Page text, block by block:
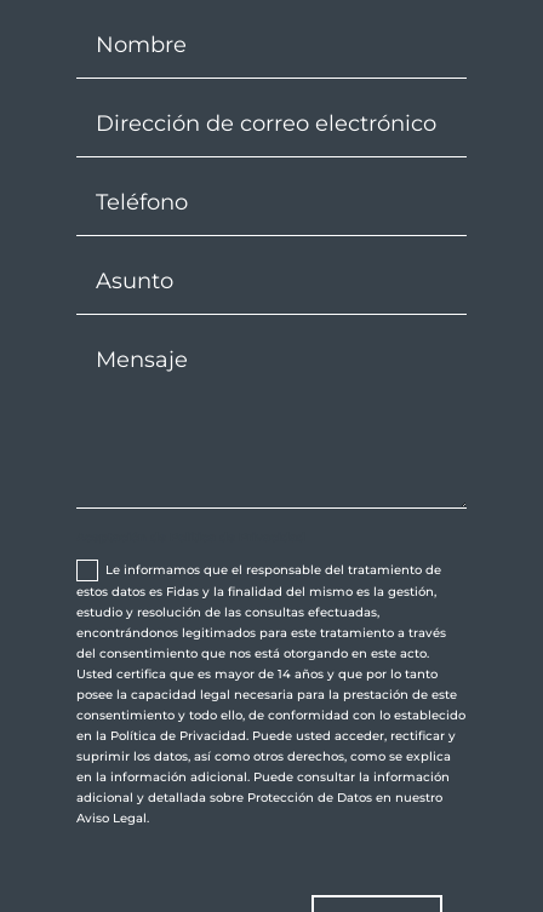
Le informamos que el responsable del tratamiento de
estos datos es Fidas y la finalidad del mismo es la gestión,
estudio y resolución de las consultas efectuadas,
encontrándonos legitimados para este tratamiento a través
del consentimiento que nos está otorgando en este acto.
Usted certifica que es mayor de 14 años y que por lo tanto
posee la capacidad legal necesaria para la prestación de este
consentimiento y todo ello, de conformidad con lo establecido
en la Política de Privacidad. Puede usted acceder, rectificar y
suprimir los datos, así como otros derechos, como se explica
en la información adicional. Puede consultar la información
adicional y detallada sobre Protección de Datos en nuestro
Aviso Legal.